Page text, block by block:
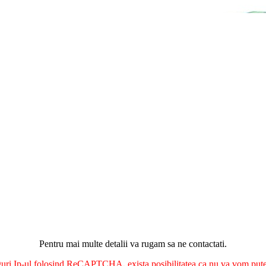
Pentru mai multe detalii va rugam sa ne contactati.
Ip-ul folosind ReCAPTCHA, exista posibilitatea ca nu va vom